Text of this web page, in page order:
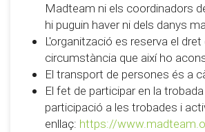
Madteam ni els coordinadors
hi puguin haver ni dels danys
L'organització es reserva el
circumstància que així ho
El transport de persones és a
El fet de participar en la
participació a les trobades i
enllaç: https://